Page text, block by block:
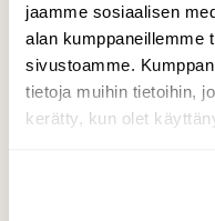
jaamme sosiaalisen
alan kumppaneillemme
sivustoamme.
tietoja muihin tietoihin,
kerätty, kun olet
Porin
Valokuvaaja: Marko